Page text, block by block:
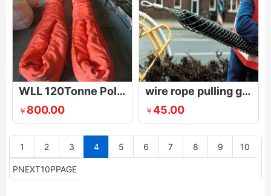
WLL 120Tonne Polyester Round Slings
￥ 800.00
wire rope pulling grip (mesh)
￥ 45.00
1 2 3 4 5 6 7 8 9 10
PNEXT10PPAGE